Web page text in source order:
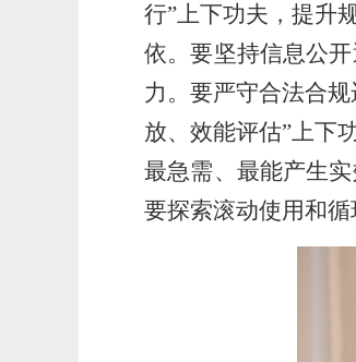
行”上下功夫，提升
依。要坚持信息公
力。要严守合法合
放、效能评估”上下
最急需、最能产生
要探索滚动使用和